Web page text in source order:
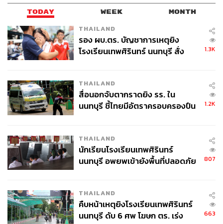
TODAY WEEK MONTH
THAILAND
รอง ผบ.ตร. บัญชาการเหตุยิง
โรงเรียนเทพศิรินทร์ นนทบุรี สั่ง
1.3K
THAILAND
สื่อนอกจับตากราดยิง รร. ใน
นนทบุรี ชี้ไทยมีอัตราครอบครองปืน
1.2K
THAILAND
นักเรียนโรงเรียนเทพศิรินทร์
นนทบุรี อพยพเข้ายังพื้นที่ปลอดภัย
807
THAILAND
คืบหน้าเหตุยิงโรงเรียนเทพศิรินทร์
นนทบุรี ดับ 6 ศพ โฆษก ตร. เร่ง
663